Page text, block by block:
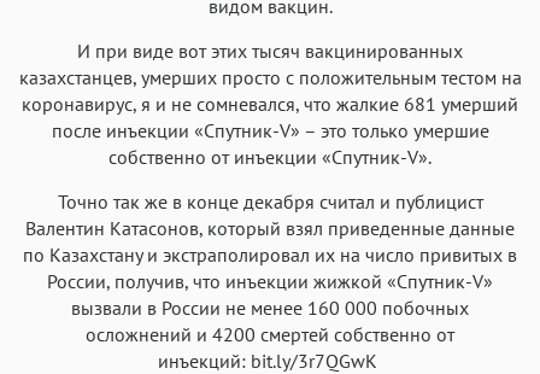
видом вакцин.
И при виде вот этих тысяч вакцинированных
казахстанцев, умерших просто с положительным тестом на
коронавирус, я и не сомневался, что жалкие 681 умерший
после инъекции «Спутник-V» – это только умершие
собственно от инъекции «Спутник-V».
Точно так же в конце декабря считал и публицист
Валентин Катасонов, который взял приведенные данные
по Казахстану и экстраполировал их на число привитых в
России, получив, что инъекции жижкой «Спутник-V»
вызвали в России не менее 160 000 побочных
осложнений и 4200 смертей собственно от
инъекций: bit.ly/3r7QGwK